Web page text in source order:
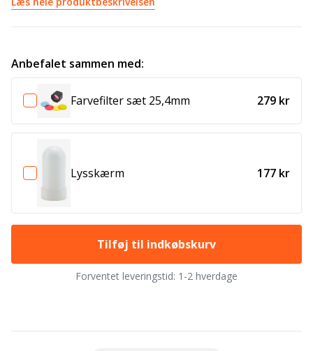
Anbefalet sammen med:
Farvefilter sæt 25,4mm 279 kr
Lysskærm 177 kr
Tilføj til indkøbskurv
Forventet leveringstid: 1-2 hverdage